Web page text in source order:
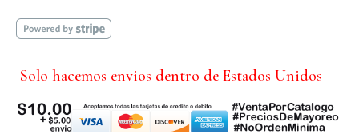
Solo hacemos envios dentro de Estados Unidos